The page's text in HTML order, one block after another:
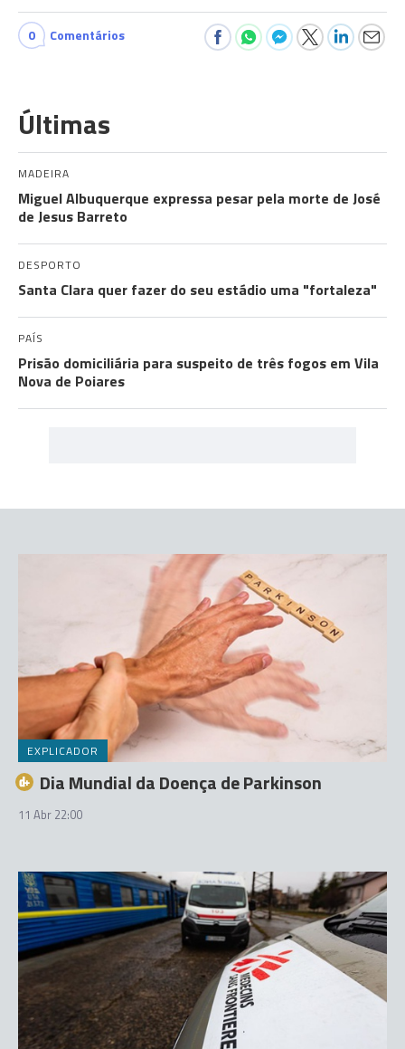
0 Comentários
Últimas
MADEIRA
Miguel Albuquerque expressa pesar pela morte de José
de Jesus Barreto
DESPORTO
Santa Clara quer fazer do seu estádio uma "fortaleza"
PAÍS
Prisão domiciliária para suspeito de três fogos em Vila
Nova de Poiares
EXPLICADOR
Dia Mundial da Doença de Parkinson
11 Abr 22:00